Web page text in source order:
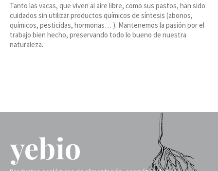
Tanto las vacas, que viven al aire libre, como sus pastos, han sido
cuidados sin utilizar productos químicos de síntesis (abonos,
químicos, pesticidas, hormonas… ). Mantenemos la pasión por el
trabajo bien hecho, preservando todo lo bueno de nuestra
naturaleza.